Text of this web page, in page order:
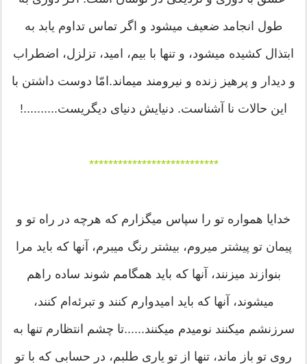
طول انجامد ضعیف میشود و اگر تماس تداوم یابد به
ابتذال کشیده میشود، و تنها با بیم، امید، تزلزل، اضطراب
و دیدار و پرهیز زنده و نیرومند میماند.امّا دوست داشتن با
این حالات نا آشناست. دنیایش دنیای دیگریست..........!
***************************
خدایا همواره تو را سپاس میگزارم که هرچه در راه تو و
پیمان تو پیشتر میروم، بیشتر رنگ میبرم، آنها که باید مرا
بنوازند میزنند، آنها که باید همگامم شوند ساده راهم
میشوند، آنها که باید امیدوارم کنند و تبرئه‌ام کنند،
سرزنشم میکنند نومیدم میکنند......تا چشم انتظارم تنها به
روی تو باز ماند، تنها از تو یاری طلبم، در حسابی که با تو